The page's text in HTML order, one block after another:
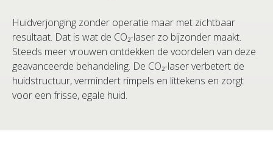
Huidverjonging zonder operatie maar met zichtbaar
resultaat. Dat is wat de CO₂-laser zo bijzonder maakt.
Steeds meer vrouwen ontdekken de voordelen van deze
geavanceerde behandeling. De CO₂-laser verbetert de
huidstructuur, vermindert rimpels en littekens en zorgt
voor een frisse, egale huid.